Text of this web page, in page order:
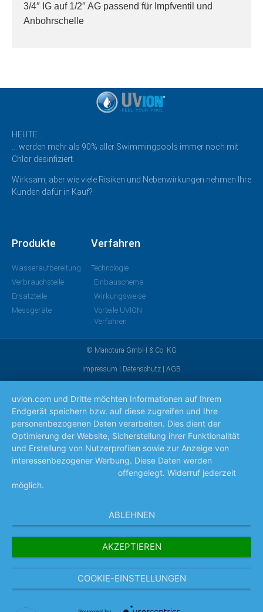
3/4″ IG auf 1/2″ AG passend für Impfventil und
Anbohrschelle
HEUTE …
… werden mehr als 90% aller Swimmingpools immer noch mit
Chlor desinfiziert.
Wirksam, aber wie viele Risiken und Nebenwirkungen nehmen Ihre
Kunden dafür in Kauf?
Produkte
Wasseraufbereitung
Verbrauchsteile
Ersatzteile
Messgeräte
Verfahren
Technologie
Einbauschema
Wirkungsweise
Vorteile UVION
Verfahren
© Manotura GmbH & Co. KG
Impressum | Datenschutz | AGB
uvion.com und Dritte möchten Informationen auf Ihrem
Endgerät speichern bzw. auf diese zugreifen und Ihre
personenbezogenen Daten verarbeiten. Dies dient der
Optimierung der Website, Sicherstellung ihrer Funktionalität
und Erstellung von Nutzerprofilen sowie zur Anzeige von
interessenbezogener Werbung. Diese Daten werden
offengelegt. Widerruf jederzeit
möglich.
ABLEHNEN
AKZEPTIEREN
COOKIE-EINSTELLUNGEN